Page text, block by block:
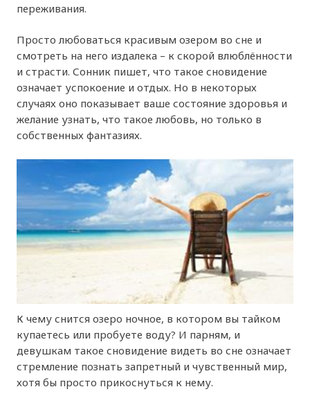
переживания.
Просто любоваться красивым озером во сне и
смотреть на него издалека – к скорой влюблённости
и страсти. Сонник пишет, что такое сновидение
означает успокоение и отдых. Но в некоторых
случаях оно показывает ваше состояние здоровья и
желание узнать, что такое любовь, но только в
собственных фантазиях.
К чему снится озеро ночное, в котором вы тайком
купаетесь или пробуете воду? И парням, и
девушкам такое сновидение видеть во сне означает
стремление познать запретный и чувственный мир,
хотя бы просто прикоснуться к нему.